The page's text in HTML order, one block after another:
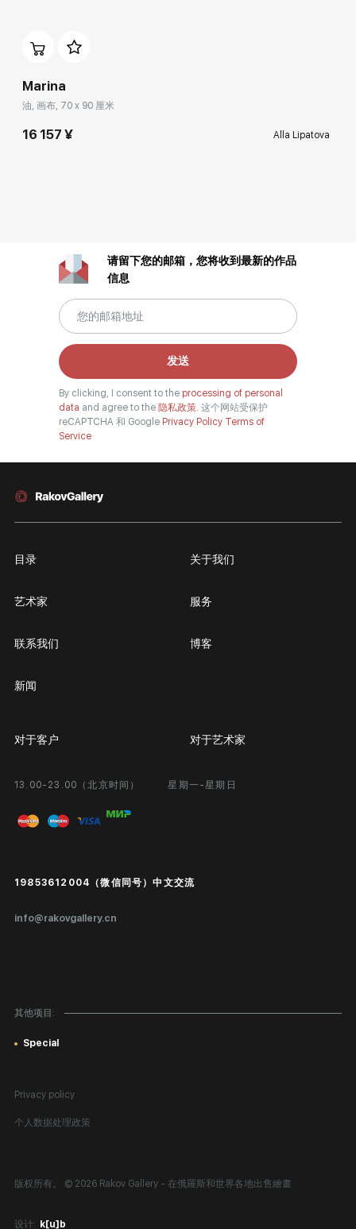
Marina
油, 画布, 70 x 90 厘米
16 157 ¥ Alla Lipatova
请留下您的邮箱，您将收到最新的作品
信息
发送
By clicking, I consent to the processing of personal
data and agree to the 隐私政策. 这个网站受保护
reCAPTCHA 和 Google Privacy Policy Terms of
Service
13.00-23.00（北京时间） 星期一-星期日
info@rakovgallery.cn
19853612004（微信同号）中文交流
目录
艺术家
联系我们
新闻
关于我们
服务
博客
其他项目:
Special
对于客户
个人专区
问题和回答问题
Public offer
真品证书
对于艺术家
合作
画廊展览
Privacy policy
个人数据处理政策
版权所有。 © 2026 Rakov Gallery - 在俄羅斯和世界各地出售繪畫
设计: k[u]b